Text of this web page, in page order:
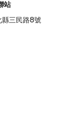
站
三民路8號